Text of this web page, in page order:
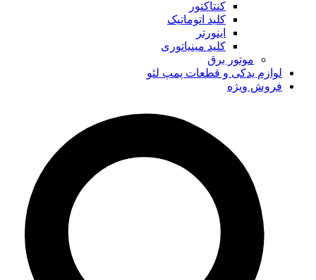
کنتاکتور
کلید اتوماتیک
اینورتر
کلید مینیاتوری
موتور برق
لوازم یدکی و قطعات پمپ لئو
فروش ویژه